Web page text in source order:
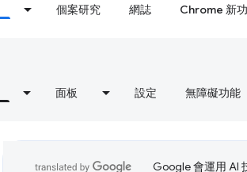
個案研究 網誌 Chrome 新
面板 設定 無障礙功能
Google 會運用 AI